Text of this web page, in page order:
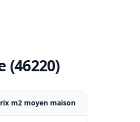
(46220)
m2 moyen maison